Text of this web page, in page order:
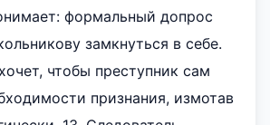
формальный допрос
замкнуться в себе.
чтобы преступник сам
признания, измотав